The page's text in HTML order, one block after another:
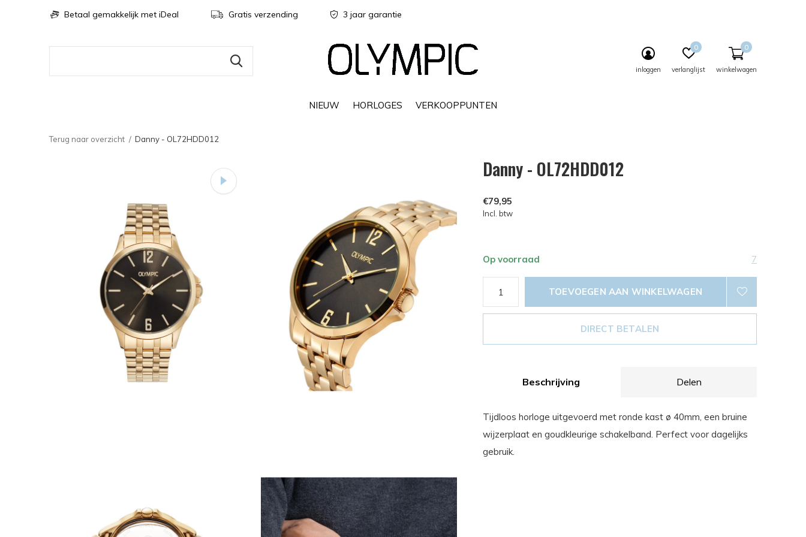
NIEUW HORLOGES VERKOOPPUNTEN
inloggen verlanglijst
0
winkelwagen
0
Betaal gemakkelijk met iDeal Gratis verzending 3 jaar garantie
Terug naar overzicht Danny - OL72HDD012
Danny - OL72HDD012
€79,95
Incl. btw
Op voorraad 7
TOEVOEGEN AAN WINKELWAGEN
DIRECT BETALEN
Beschrijving Delen
Tijdloos horloge uitgevoerd met ronde kast ø 40mm, een bruine
wijzerplaat en goudkleurige schakelband. Perfect voor dagelijks
gebruik.